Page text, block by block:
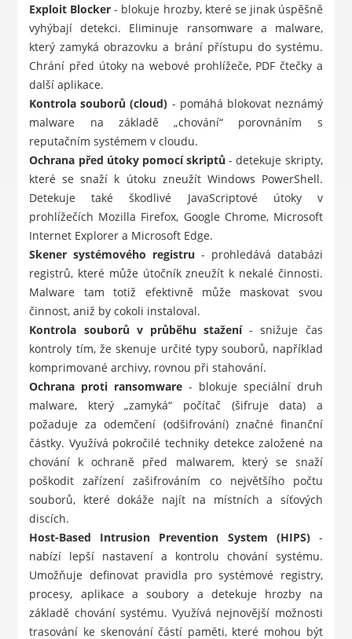
Exploit Blocker - blokuje hrozby, které se jinak úspěšně
vyhýbají detekci. Eliminuje ransomware a malware,
který zamyká obrazovku a brání přístupu do systému.
Chrání před útoky na webové prohlížeče, PDF čtečky a
další aplikace.
Kontrola souborů (cloud) - pomáhá blokovat neznámý
malware na základě „chování“ porovnáním s
reputačním systémem v cloudu.
Ochrana před útoky pomocí skriptů - detekuje skripty,
které se snaží k útoku zneužít Windows PowerShell.
Detekuje také škodlivé JavaScriptové útoky v
prohlížečích Mozilla Firefox, Google Chrome, Microsoft
Internet Explorer a Microsoft Edge.
Skener systémového registru - prohledává databázi
registrů, které může útočník zneužít k nekalé činnosti.
Malware tam totiž efektivně může maskovat svou
činnost, aniž by cokoli instaloval.
Kontrola souborů v průběhu stažení- snižuje čas
kontroly tím, že skenuje určité typy souborů, například
komprimované archivy, rovnou při stahování.
Ochrana proti ransomware - blokuje speciální druh
malware, který „zamyká“ počítač (šifruje data) a
požaduje za odemčení (odšifrování) značné finanční
částky. Využívá pokročilé techniky detekce založené na
chování k ochraně před malwarem, který se snaží
poškodit zařízení zašifrováním co největšího počtu
souborů, které dokáže najít na místních a síťových
discích.
Host-Based Intrusion Prevention System (HIPS)-
nabízí lepší nastavení a kontrolu chování systému.
Umožňuje definovat pravidla pro systémové registry,
procesy, aplikace a soubory a detekuje hrozby na
základě chování systému. Využívá nejnovější možnosti
trasování ke skenování částí paměti, které mohou být